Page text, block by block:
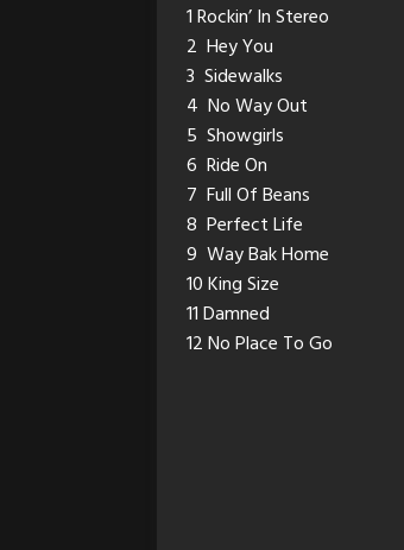
1 Rockin’ In Stereo
2 Hey You
3 Sidewalks
4 No Way Out
5 Showgirls
6 Ride On
7 Full Of Beans
8 Perfect Life
9 Way Bak Home
10 King Size
11 Damned
12 No Place To Go